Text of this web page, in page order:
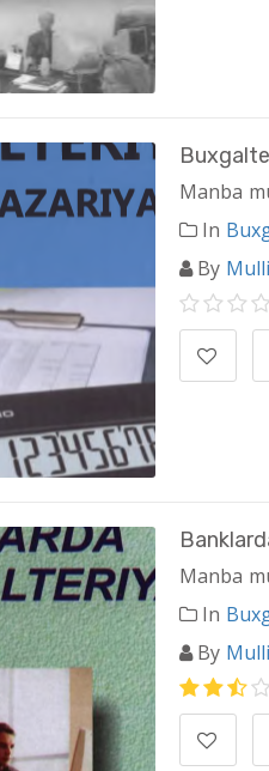
Manba
In
By
Manba
In
By